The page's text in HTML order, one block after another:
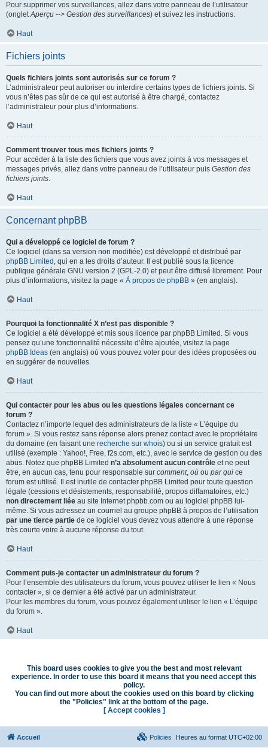
Pour supprimer vos surveillances, allez dans votre panneau de l’utilisateur
(ongletAperçu --> Gestion des surveillances) et suivez les instructions.
Haut
Fichiers joints
Quels fichiers joints sont autorisés sur ce forum ?
L’administrateur peut autoriser ou interdire certains types de fichiers joints. Si
vous n’êtes pas sûr de ce qui est autorisé à être chargé, contactez
l’administrateur pour plus d’informations.
Haut
Comment trouver tous mes fichiers joints ?
Pour accéder à la liste des fichiers que vous avez joints à vos messages et
messages privés, allez dans votre panneau de l’utilisateur puis Gestion des
fichiers joints.
Haut
Concernant phpBB
Qui a développé ce logiciel de forum ?
Ce logiciel (dans sa version non modifiée) est développé et distribué par
phpBB Limited , qui en a les droits d’auteur. Il est publié sous la licence
publique générale GNU version 2 (GPL-2.0) et peut être diffusé librement. Pour
plus d’informations, visitez la page « À propos de phpBB » (en anglais).
Haut
Pourquoi la fonctionnalité X n’est pas disponible ?
Ce logiciel a été développé et mis sous licence par phpBB Limited. Si vous
pensez qu’une fonctionnalité nécessite d’être ajoutée, visitez la page
phpBB Ideas (en anglais) où vous pouvez voter pour des idées proposées ou
en suggérer de nouvelles.
Haut
Qui contacter pour les abus ou les questions légales concernant ce
forum ?
Contactez n’importe lequel des administrateurs de la liste « L’équipe du
forum ». Si vous restez sans réponse alors prenez contact avec le propriétaire
du domaine (en faisant une recherche sur whois) ou si un service gratuit est
utilisé (exemple : Yahoo!, Free, f2s.com, etc.), avec le service de gestion ou des
abus. Notez que phpBB Limited n’a absolument aucun contrôle et ne peut
être, en aucun cas, tenu pour responsable sur comment, où ou par qui ce
forum est utilisé. Il est inutile de contacter phpBB Limited pour toute question
légale (cessions et désistements, responsabilité, propos diffamatoires, etc.)
non directement liée au site Internet phpbb.com ou au logiciel phpBB lui-
même. Si vous adressez un courriel au groupe phpBB à propos de l’utilisation
par une tierce partie de ce logiciel vous devez vous attendre à une réponse
très courte voire à aucune réponse du tout.
Haut
Comment puis-je contacter un administrateur du forum ?
Pour l’ensemble des utilisateurs du forum, vous pouvez utiliser le lien « Nous
contacter », si ce dernier a été activé par un administrateur.
Pour les membres du forum, vous pouvez également utiliser le lien « L’équipe
du forum ».
Haut
This board uses cookies to give you the best and most relevant
experience. In order to use this board it means that you need accept this
policy.
You can find out more about the cookies used on this board by clicking
the "Policies" link at the bottom of the page.
[ Accept cookies ]
Accueil Heures au format UTC+02:00
Policies